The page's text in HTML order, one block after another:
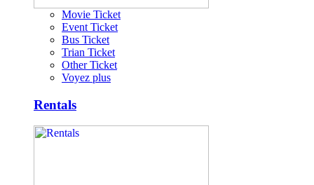
Movie Ticket
Event Ticket
Bus Ticket
Trian Ticket
Other Ticket
Voyez plus
Rentals